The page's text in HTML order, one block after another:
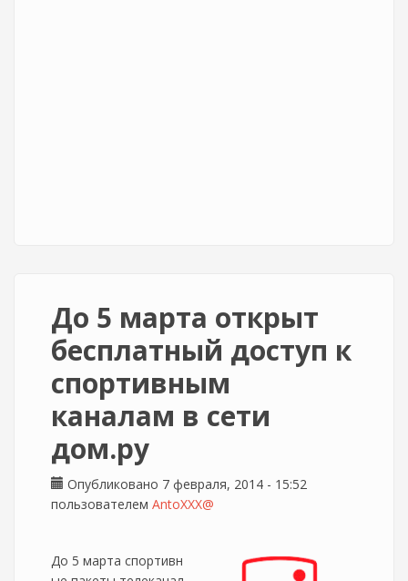
До 5 марта открыт
бесплатный доступ к
спортивным
каналам в сети
дом.ру
Опубликовано 7 февраля, 2014 - 15:52
пользователем AntoXXX@
До 5 марта спортивн